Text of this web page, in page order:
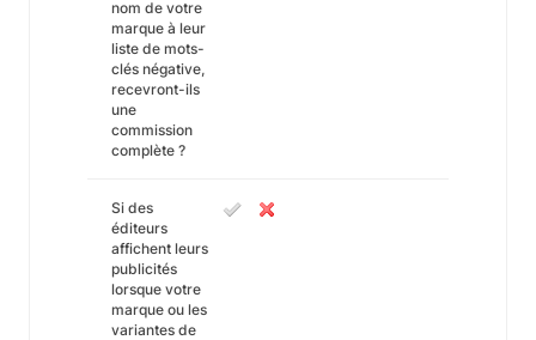
nom de votre
marque à leur
liste de mots-
clés négative,
recevront-ils
une
commission
complète ?
Si des
éditeurs
affichent leurs
publicités
lorsque votre
marque ou les
variantes de